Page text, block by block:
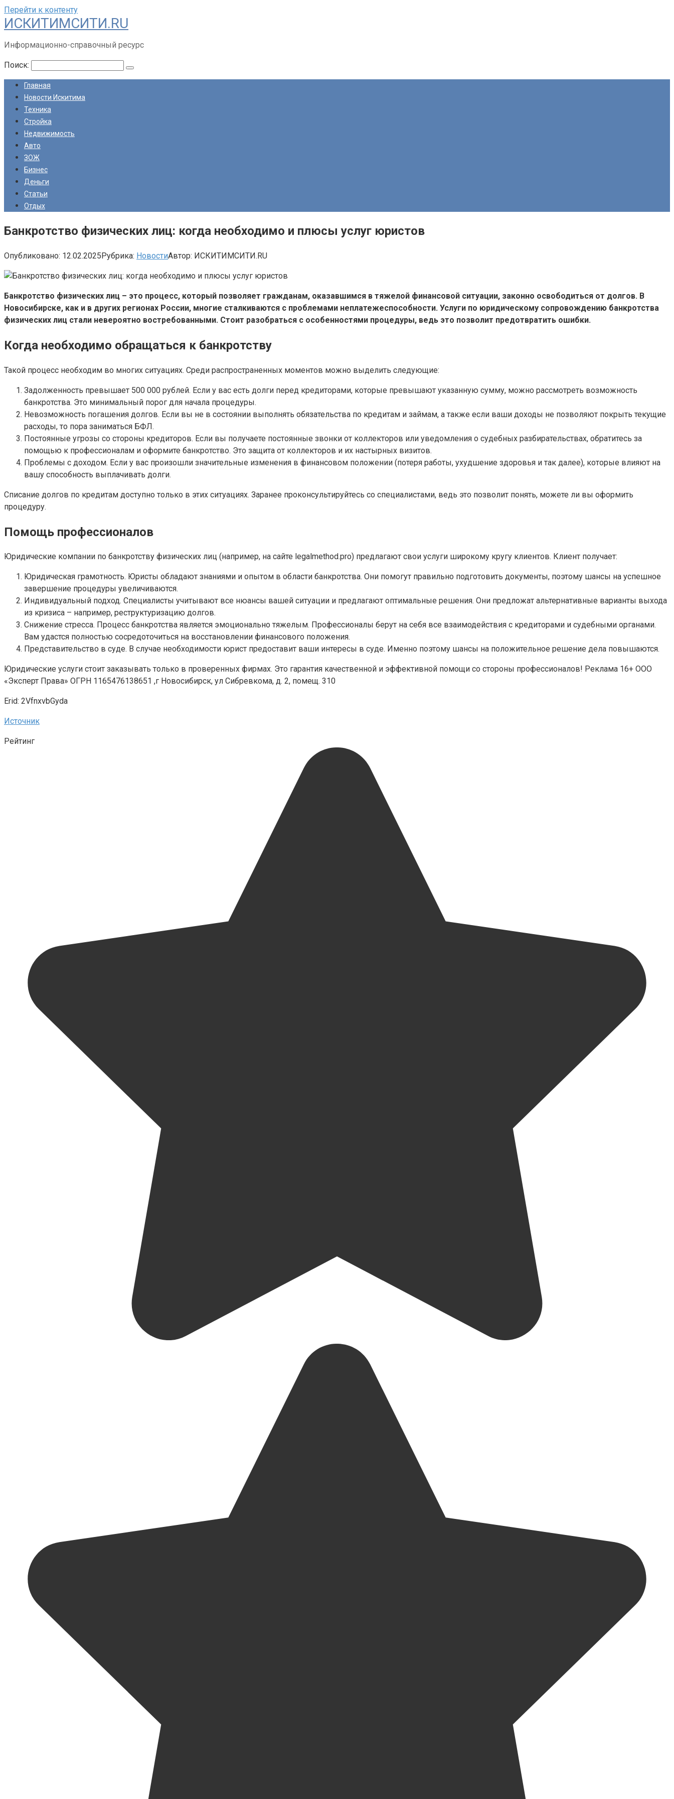
Перейти к контенту
ИСКИТИМСИТИ.RU
Информационно-справочный ресурс
Поиск:
Главная
Новости Искитима
Техника
Стройка
Недвижимость
Авто
ЗОЖ
Бизнес
Деньги
Статьи
Отдых
Банкротство физических лиц: когда необходимо и плюсы услуг юристов
Опубликовано: 12.02.2025Рубрика: НовостиАвтор: ИСКИТИМСИТИ.RU
Банкротство физических лиц – это процесс, который позволяет гражданам, оказавшимся в тяжелой финансовой ситуации, законно освободиться от долгов. В
Новосибирске, как и в других регионах России, многие сталкиваются с проблемами неплатежеспособности. Услуги по юридическому сопровождению банкротства
физических лиц стали невероятно востребованными. Стоит разобраться с особенностями процедуры, ведь это позволит предотвратить ошибки.
Когда необходимо обращаться к банкротству
Такой процесс необходим во многих ситуациях. Среди распространенных моментов можно выделить следующие:
Задолженность превышает 500 000 рублей. Если у вас есть долги перед кредиторами, которые превышают указанную сумму, можно рассмотреть возможность
банкротства. Это минимальный порог для начала процедуры.
Невозможность погашения долгов. Если вы не в состоянии выполнять обязательства по кредитам и займам, а также если ваши доходы не позволяют покрыть текущие
расходы, то пора заниматься БФЛ.
Постоянные угрозы со стороны кредиторов. Если вы получаете постоянные звонки от коллекторов или уведомления о судебных разбирательствах, обратитесь за
помощью к профессионалам и оформите банкротство. Это защита от коллекторов и их настырных визитов.
Проблемы с доходом. Если у вас произошли значительные изменения в финансовом положении (потеря работы, ухудшение здоровья и так далее), которые влияют на
вашу способность выплачивать долги.
Списание долгов по кредитам доступно только в этих ситуациях. Заранее проконсультируйтесь со специалистами, ведь это позволит понять, можете ли вы оформить
процедуру.
Помощь профессионалов
Юридические компании по банкротству физических лиц (например, на сайте legalmethod.pro) предлагают свои услуги широкому кругу клиентов. Клиент получает:
Юридическая грамотность. Юристы обладают знаниями и опытом в области банкротства. Они помогут правильно подготовить документы, поэтому шансы на успешное
завершение процедуры увеличиваются.
Индивидуальный подход. Специалисты учитывают все нюансы вашей ситуации и предлагают оптимальные решения. Они предложат альтернативные варианты выхода
из кризиса – например, реструктуризацию долгов.
Снижение стресса. Процесс банкротства является эмоционально тяжелым. Профессионалы берут на себя все взаимодействия с кредиторами и судебными органами.
Вам удастся полностью сосредоточиться на восстановлении финансового положения.
Представительство в суде. В случае необходимости юрист предоставит ваши интересы в суде. Именно поэтому шансы на положительное решение дела повышаются.
Юридические услуги стоит заказывать только в проверенных фирмах. Это гарантия качественной и эффективной помощи со стороны профессионалов! Реклама 16+ ООО
«Эксперт Права» ОГРН 1165476138651 ,г Новосибирск, ул Сибревкома, д. 2, помещ. 310
Erid: 2VfnxvbGyda
Источник
Рейтинг